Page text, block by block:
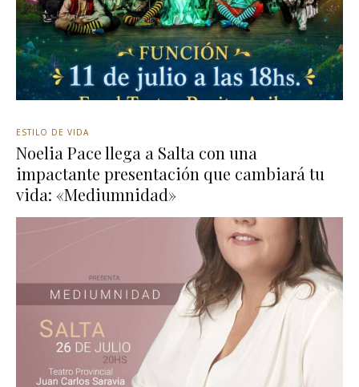
ESTILO DE VIDA
Noelia Pace llega a Salta con una
impactante presentación que cambiará tu
vida: «Mediumnidad»